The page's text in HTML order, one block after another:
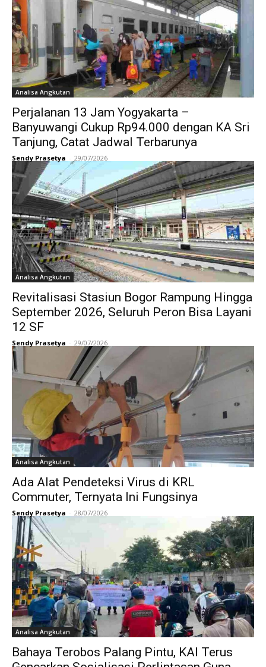
Analisa Angkutan
Perjalanan 13 Jam Yogyakarta –
Banyuwangi Cukup Rp94.000 dengan KA Sri
Tanjung, Catat Jadwal Terbarunya
Sendy Prasetya - 29/07/2026
Analisa Angkutan
Revitalisasi Stasiun Bogor Rampung Hingga
September 2026, Seluruh Peron Bisa Layani
12 SF
Sendy Prasetya - 29/07/2026
Analisa Angkutan
Ada Alat Pendeteksi Virus di KRL
Commuter, Ternyata Ini Fungsinya
Sendy Prasetya - 28/07/2026
Analisa Angkutan
Bahaya Terobos Palang Pintu, KAI Terus